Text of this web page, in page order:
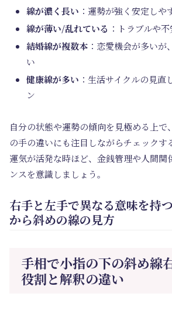
線が濃く長い ：運勢が強く安定しや
線が薄い/乱れている ：トラブルや
結婚線が複数本 ：恋愛機会が多い
い
健康線が多い ：生活サイクルの見直
ン
自分の状態や運勢の傾向を見極める上で
の手の違いにも注目しながらチェックす
運気が活発な時ほど、金銭管理や人間関
ンスを意識しましょう。
右手と左手で異なる意味を持
から斜めの線の見方
手相で小指の下の斜め線
役割と解釈の違い